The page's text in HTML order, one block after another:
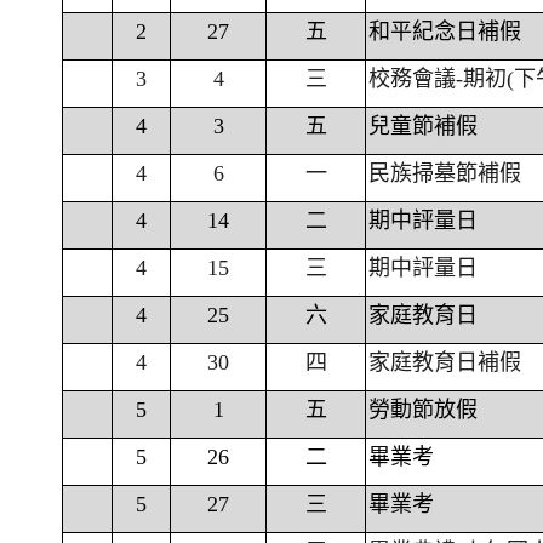
2 27 五
和平紀念日補假
3
4 三
校務會議-期初(下
4
3 五
兒童節補假
4
6 一
民族掃墓節補假
4
14 二
期中評量日
4
15 三
期中評量日
4
25 六
家庭教育日
4
30 四
家庭教育日補假
5
1 五
勞動節放假
5
26 二
畢業考
5
27 三
畢業考